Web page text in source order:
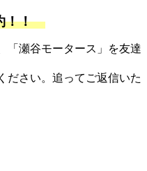
！！
「瀬谷モータース」を友達
ださい。追ってご返信いた